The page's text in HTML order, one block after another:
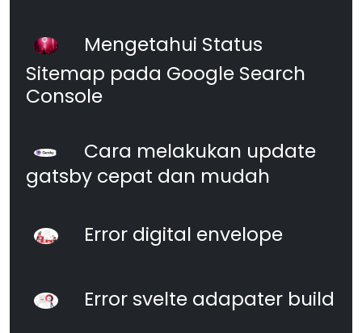
Mengetahui Status
Sitemap pada Google Search
Console
Cara melakukan update
gatsby cepat dan mudah
Error digital envelope
Error svelte adapater build